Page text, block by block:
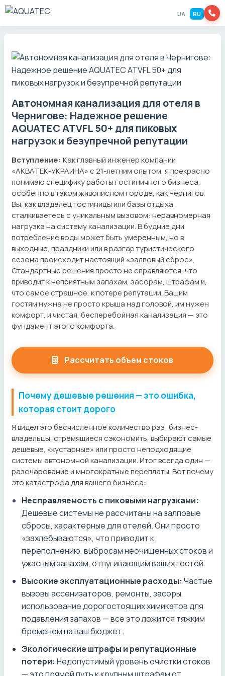
UA RU
Автономная канализация для отеля в
Чернигове: Надежное решение
AQUATEC ATVFL 50+ для пиковых
нагрузок и безупречной репутации
Вступление: Как главный инженер компании
«АКВАТЕК-УКРАИНА» с 21-летним опытом, я прекрасно
понимаю специфику работы гостиничного бизнеса,
особенно в таком живописном городе, как Чернигов.
Вы, как владелец гостиницы или базы отдыха,
сталкиваетесь с уникальным вызовом: неравномерная
нагрузка на систему канализации. В будние дни
потребление воды может быть умеренным, но в
выходные, праздники или в разгар туристического
сезона происходит настоящий «залповый сброс».
Стандартные решения просто не справляются, что
приводит к неприятным запахам, засорам, штрафам и,
что самое страшное, к потере репутации. Вашим
гостям нужна не просто крыша над головой, им нужен
комфорт, и чистая, бесперебойная канализация — это
фундамент этого комфорта.
Рассчитать объем стоков
Почему дешевые решения — это ошибка,
которая стоит дорого
Я видел это бесчисленное количество раз: бизнес-
владельцы, стремящиеся сэкономить, выбирают самые
дешевые, «кустарные» или просто неподходящие
системы автономной канализации. Итог всегда один —
разочарование и многократные переплаты. Вот почему
это катастрофа для вашего бизнеса:
Несправляемость с пиковыми нагрузками:
Дешевые системы не рассчитаны на залповые
сбросы, характерные для отелей. Они просто
«захлебываются», что приводит к
переполнению, выбросам неочищенных стоков и
ужасным запахам, отпугивающим ваших гостей.
Высокие эксплуатационные расходы: Частые
вызовы ассенизаторов, ремонты, засоры,
использование дорогостоящих химикатов для
подавления запахов — все это ложится тяжким
бременем на ваш бюджет.
Экологические штрафы и репутационные
потери: Недопустимый уровень очистки стоков